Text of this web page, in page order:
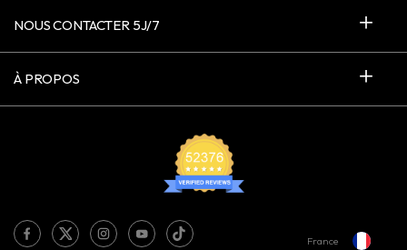
NOUS CONTACTER 5J/7
À PROPOS
France